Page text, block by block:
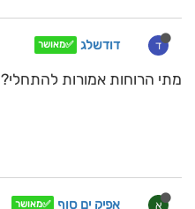
ד דודשלג ✅מאושר
מתי הרוחות אמורות להתחלי?
א אפיק ים סוף ✅מאושר